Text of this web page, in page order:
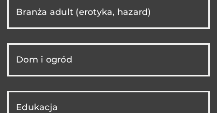
Branża adult (erotyka, hazard)
Dom i ogród
Edukacja